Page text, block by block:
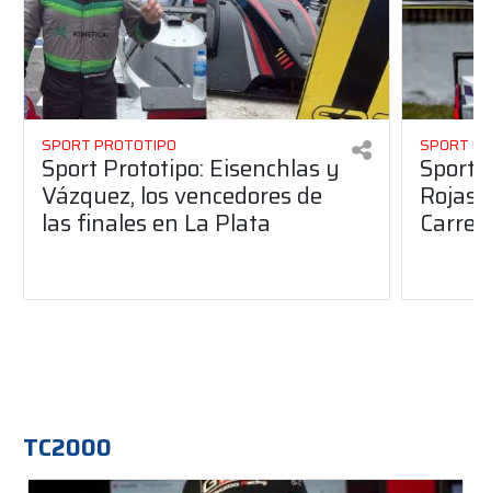
SPORT PROTOTIPO
Sport Prototipo: Eisenchlas y
Vázquez, los vencedores de
las finales en La Plata
SPORT
Sport
TC2000